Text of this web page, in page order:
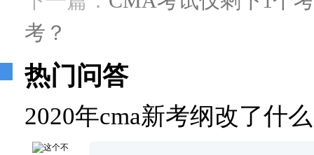
考？
热门问答
2020年cma新考纲改了什